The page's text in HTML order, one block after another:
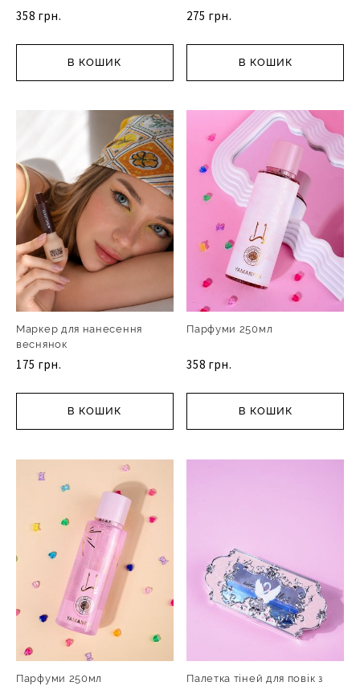
358 грн.
В КОШИК
275 грн.
В КОШИК
Маркер для нанесення
веснянок
175 грн.
В КОШИК
Парфуми 250мл
358 грн.
В КОШИК
Парфуми 250мл
Палетка тіней для повік з